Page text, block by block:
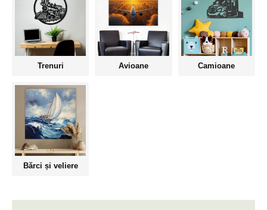
Trenuri Avioane Camioane
Bărci și veliere